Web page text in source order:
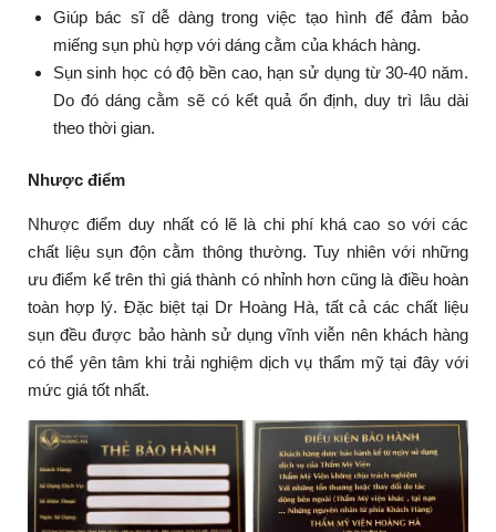
Giúp bác sĩ dễ dàng trong việc tạo hình để đảm bảo
miếng sụn phù hợp với dáng cằm của khách hàng.
Sụn sinh học có độ bền cao, hạn sử dụng từ 30-40 năm.
Do đó dáng cằm sẽ có kết quả ổn định, duy trì lâu dài
theo thời gian.
Nhược điểm
Nhược điểm duy nhất có lẽ là chi phí khá cao so với các
chất liệu sụn độn cằm thông thường. Tuy nhiên với những
ưu điểm kể trên thì giá thành có nhỉnh hơn cũng là điều hoàn
toàn hợp lý. Đặc biệt tại Dr Hoàng Hà, tất cả các chất liệu
sụn đều được bảo hành sử dụng vĩnh viễn nên khách hàng
có thể yên tâm khi trải nghiệm dịch vụ thẩm mỹ tại đây với
mức giá tốt nhất.